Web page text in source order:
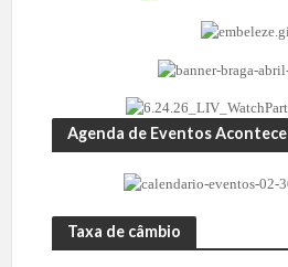
Agenda de Eventos Acontece
Taxa de câmbio